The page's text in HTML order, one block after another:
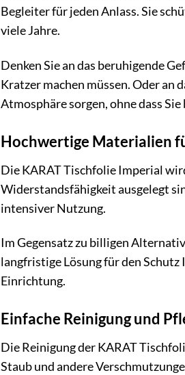
Begleiter für jeden Anlass. Sie
viele Jahre.
Denken Sie an das beruhigende
Kratzer machen müssen. Oder an
Atmosphäre sorgen, ohne dass
Hochwertige Materialien
Die KARAT Tischfolie Imperial
Widerstandsfähigkeit ausgelegt
intensiver Nutzung.
Im Gegensatz zu billigen
langfristige Lösung für den
Einrichtung.
Einfache Reinigung und
Die Reinigung der KARAT
Staub und andere